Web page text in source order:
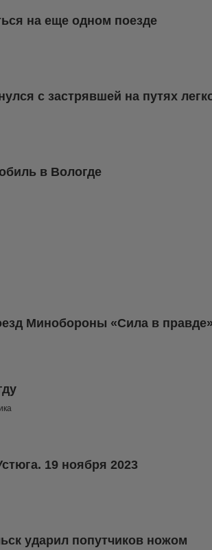
на еще одном поезде
с застрявшей на путях
в Вологде
Минобороны «Сила в
19 ноября 2023
ударил попутчиков ножом